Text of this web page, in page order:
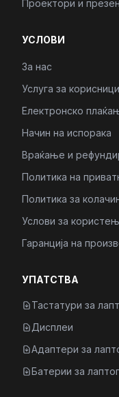
Проектори и
УСЛОВИ
За нас
Услуга за корисници
Електронско
Начин на испорака
Враќање и
Политика на
Политика за
Услови за
Гаранција на
УПАТСТВА
Тастатури за
Дисплеи
Адаптери за
Батерии за